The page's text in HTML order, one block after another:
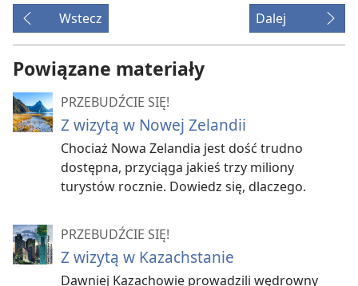
Wstecz Dalej
Powiązane materiały
PRZEBUDŹCIE SIĘ!
Z wizytą w Nowej Zelandii
Chociaż Nowa Zelandia jest dość trudno
dostępna, przyciąga jakieś trzy miliony
turystów rocznie. Dowiedz się, dlaczego.
PRZEBUDŹCIE SIĘ!
Z wizytą w Kazachstanie
Dawniej Kazachowie prowadzili wędrowny